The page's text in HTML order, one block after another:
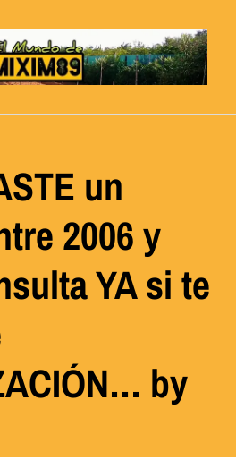
un
2006 y
YA si te
by